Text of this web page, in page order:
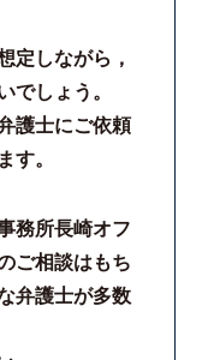
定しながら，
でしょう。
護士にご依頼
す。
務所長崎オフ
ご相談はもち
弁護士が多数